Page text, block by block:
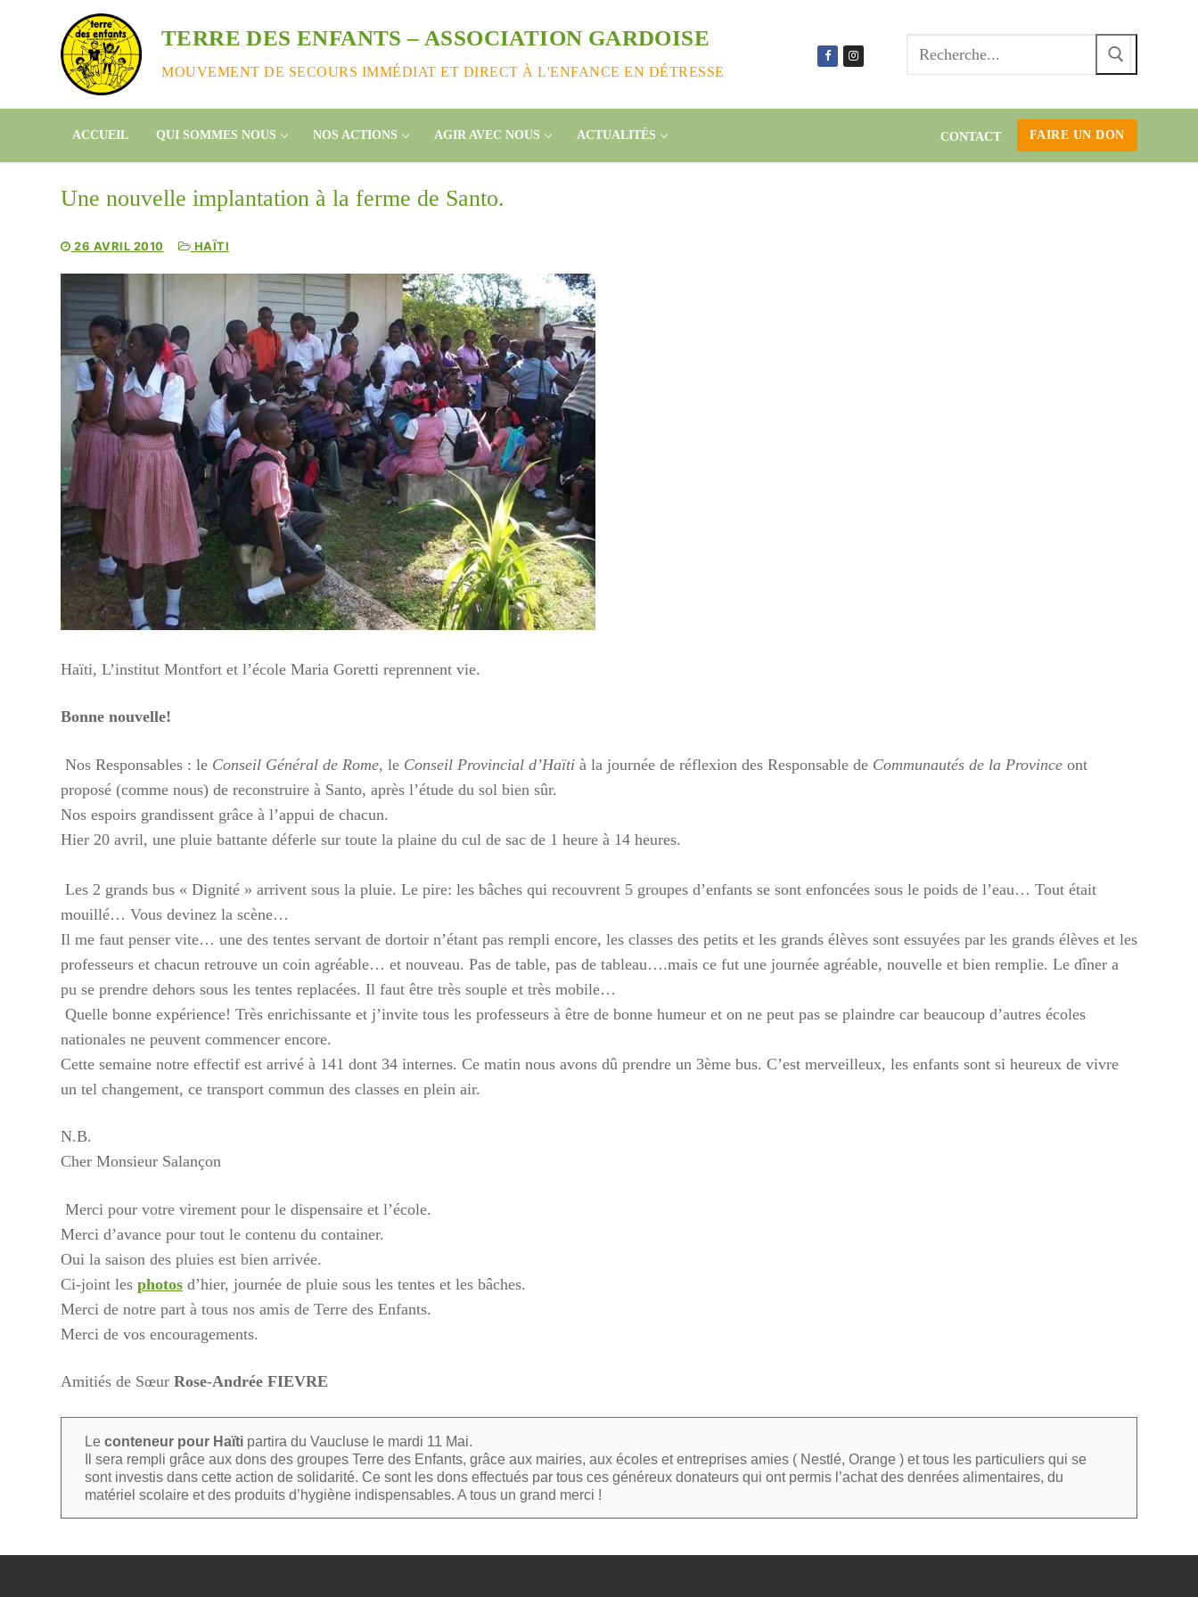
contenu
TERRE DES ENFANTS – ASSOCIATION GARDOISE
MOUVEMENT DE SECOURS IMMÉDIAT ET DIRECT À L'ENFANCE EN DÉTRESSE
ACCUEIL QUI SOMMES NOUS NOS ACTIONS AGIR AVEC NOUS ACTUALITÉS CONTACT FAIRE UN DON
Une nouvelle implantation à la ferme de Santo.
26 AVRIL 2010 HAÏTI
Haïti, L’institut Montfort et l’école Maria Goretti reprennent vie.
Bonne nouvelle!
Nos Responsables : le Conseil Général de Rome, le Conseil Provincial d’Haïti à la journée de réflexion des Responsable de Communautés de la Province ont
proposé (comme nous) de reconstruire à Santo, après l’étude du sol bien sûr.
Nos espoirs grandissent grâce à l’appui de chacun.
Hier 20 avril, une pluie battante déferle sur toute la plaine du cul de sac de 1 heure à 14 heures.
Les 2 grands bus « Dignité » arrivent sous la pluie. Le pire: les bâches qui recouvrent 5 groupes d’enfants se sont enfoncées sous le poids de l’eau… Tout était
mouillé… Vous devinez la scène…
Il me faut penser vite… une des tentes servant de dortoir n’étant pas rempli encore, les classes des petits et les grands élèves sont essuyées par les grands élèves et les
professeurs et chacun retrouve un coin agréable… et nouveau. Pas de table, pas de tableau….mais ce fut une journée agréable, nouvelle et bien remplie. Le dîner a
pu se prendre dehors sous les tentes replacées. Il faut être très souple et très mobile…
Quelle bonne expérience! Très enrichissante et j’invite tous les professeurs à être de bonne humeur et on ne peut pas se plaindre car beaucoup d’autres écoles
nationales ne peuvent commencer encore.
Cette semaine notre effectif est arrivé à 141 dont 34 internes. Ce matin nous avons dû prendre un 3ème bus. C’est merveilleux, les enfants sont si heureux de vivre
un tel changement, ce transport commun des classes en plein air.
N.B.
Cher Monsieur Salançon
Merci pour votre virement pour le dispensaire et l’école.
Merci d’avance pour tout le contenu du container.
Oui la saison des pluies est bien arrivée.
Ci-joint les photos d’hier, journée de pluie sous les tentes et les bâches.
Merci de notre part à tous nos amis de Terre des Enfants.
Merci de vos encouragements.
Amitiés de Sœur Rose-Andrée FIEVRE
Leconteneur pour Haïti partira du Vaucluse le mardi 11 Mai.
Il sera rempli grâce aux dons des groupes Terre des Enfants, grâce aux mairies, aux écoles et entreprises amies ( Nestlé, Orange ) et tous les particuliers qui se
sont investis dans cette action de solidarité. Ce sont les dons effectués par tous ces généreux donateurs qui ont permis l’achat des denrées alimentaires, du
matériel scolaire et des produits d’hygiène indispensables. A tous un grand merci !
Cyclone à Tamatave : mobilisons-nous !
Pour aider nos enfants, nos salariés, nos centres en détresse suite au
cyclone, Terre des enfants lance une campagne de dons:
https://www.helloasso.com/associations/association-gardoise-terre-des-
enfants/formulaires/5
Vous pouvez aussi envoyer un chèque à l’ordre de Terre des Enfants, chez
Mme Poulet, 165 rue Jean Monnet, 30310 VERGEZE
contact@terredesenfants.fr)